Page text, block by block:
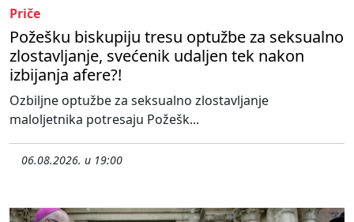
Priče
Požešku biskupiju tresu optužbe za seksualno
zlostavljanje, svećenik udaljen tek nakon
izbijanja afere?!
Ozbiljne optužbe za seksualno zlostavljanje
maloljetnika potresaju Požešk...
06.08.2026. u 19:00